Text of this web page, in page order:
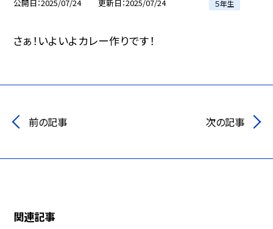
公開日 2025/07/24 更新日 2025/07/24 ５年生
さぁ！いよいよカレー作りです！
前の記事 次の記事
関連記事